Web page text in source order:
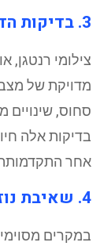
3. בדיקות הדמיה:
מדויקת של
סחוס, שינויים
בדיקות אלה
אחר
4. שאיבת נוזל מפרקי:
במקרים